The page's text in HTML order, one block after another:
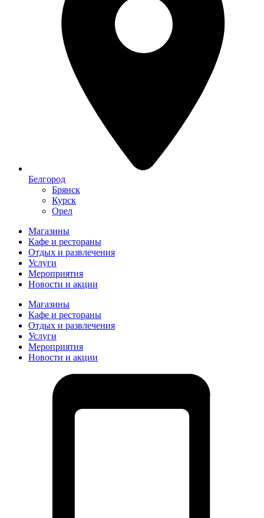
Белгород
Брянск
Курск
Орел
Магазины
Кафе и рестораны
Отдых и развлечения
Услуги
Мероприятия
Новости и акции
Магазины
Кафе и рестораны
Отдых и развлечения
Услуги
Мероприятия
Новости и акции